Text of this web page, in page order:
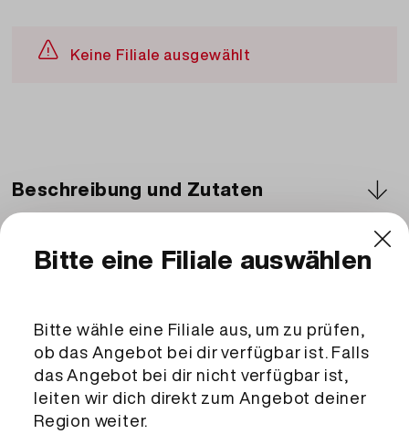
Keine Filiale ausgewählt
Beschreibung und Zutaten
Zutaten
Schweinsbraten, Vorderschinken, Greyerzer-
und Emmentalerkäse und reichhaltige Garnitur
Weitere Migros Services